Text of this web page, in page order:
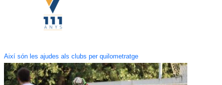
Així són les ajudes als clubs per quilometratge